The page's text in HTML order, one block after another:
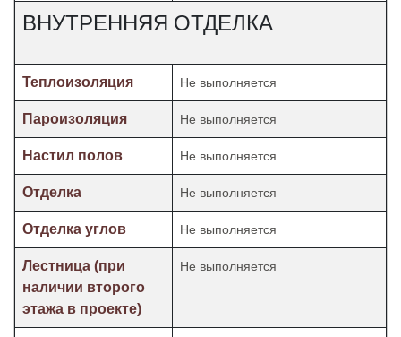
ВНУТРЕННЯЯ ОТДЕЛКА
Теплоизоляция Не выполняется
Пароизоляция Не выполняется
Настил полов Не выполняется
Отделка Не выполняется
Отделка углов Не выполняется
Лестница (при
наличии второго
этажа в проекте)
Не выполняется